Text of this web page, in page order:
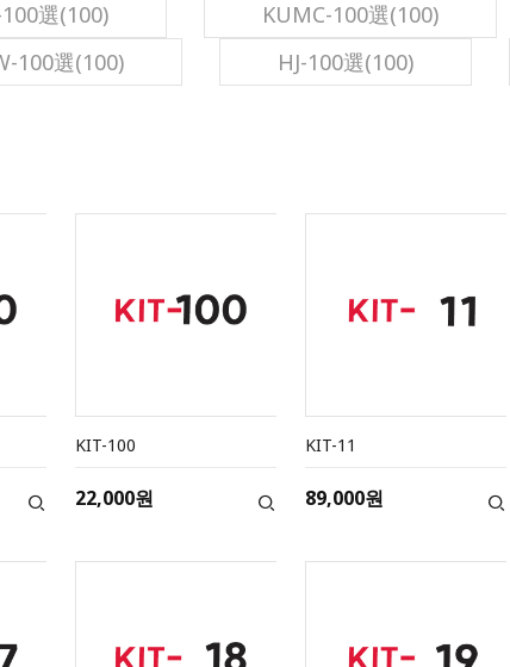
100選(100) KUMC-100選(100)
100選(100) HJ-100選(100)
KIT-100
22,000원
KIT-11
89,000원